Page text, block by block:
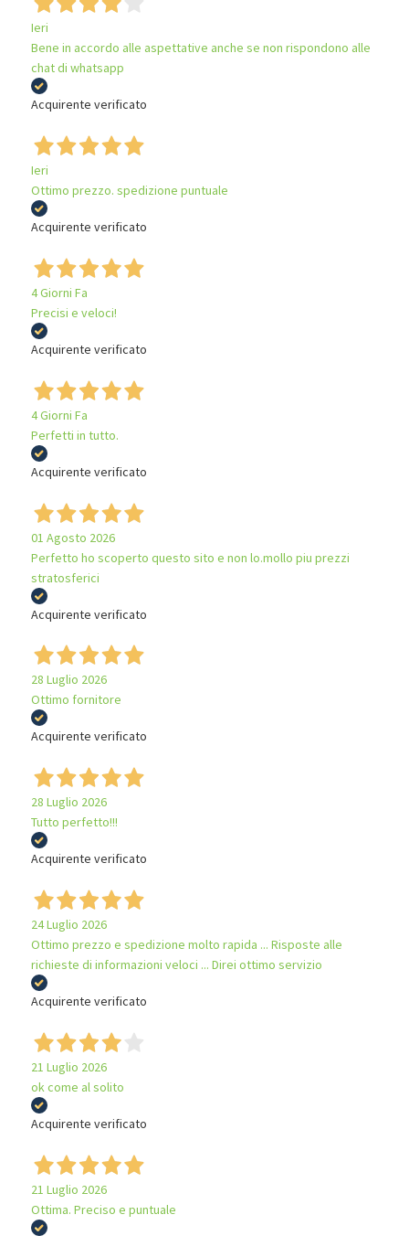
Ieri
Bene in accordo alle aspettative anche se non rispondono alle
chat di whatsapp
Acquirente verificato
Ieri
Ottimo prezzo. spedizione puntuale
Acquirente verificato
4 Giorni Fa
Precisi e veloci!
Acquirente verificato
4 Giorni Fa
Perfetti in tutto.
Acquirente verificato
01 Agosto 2026
Perfetto ho scoperto questo sito e non lo.mollo piu prezzi
stratosferici
Acquirente verificato
28 Luglio 2026
Ottimo fornitore
Acquirente verificato
28 Luglio 2026
Tutto perfetto!!!
Acquirente verificato
24 Luglio 2026
Ottimo prezzo e spedizione molto rapida ... Risposte alle
richieste di informazioni veloci ... Direi ottimo servizio
Acquirente verificato
21 Luglio 2026
ok come al solito
Acquirente verificato
21 Luglio 2026
Ottima. Preciso e puntuale